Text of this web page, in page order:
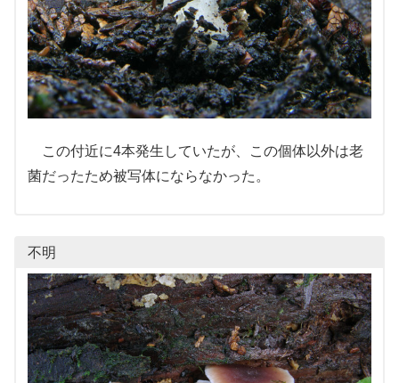
この付近に4本発生していたが、この個体以外は老
菌だったため被写体にならなかった。
不明